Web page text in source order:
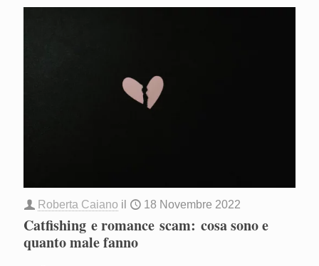
Roberta Caiano il 18 Novembre 2022
Catfishing e romance scam: cosa sono e
quanto male fanno